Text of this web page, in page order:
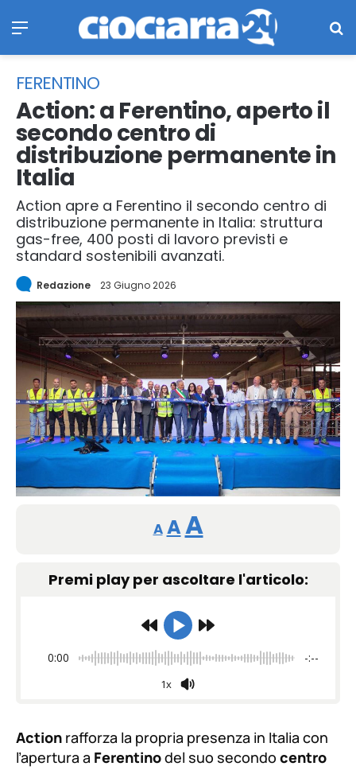
FERENTINO
Action: a Ferentino, aperto il
secondo centro di
distribuzione permanente in
Italia
Action apre a Ferentino il secondo centro di
distribuzione permanente in Italia: struttura
gas-free, 400 posti di lavoro previsti e
standard sostenibili avanzati.
Redazione 23 Giugno 2026
A
Reducir
tamaño
fuente.
A Restablecer
de
fuente
AAumentar
tamaño
fuente.
Premi play per ascoltare l'articolo:
0:00 -:--
1x
Action rafforza la propria presenza in Italia con
l’apertura a Ferentinodel suo secondo centro